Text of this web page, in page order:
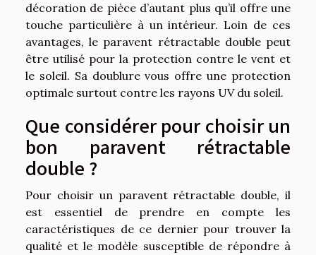
décoration de pièce d’autant plus qu’il offre une
touche particulière à un intérieur. Loin de ces
avantages, le paravent rétractable double peut
être utilisé pour la protection contre le vent et
le soleil. Sa doublure vous offre une protection
optimale surtout contre les rayons UV du soleil.
Que considérer pour choisir un
bon paravent rétractable
double ?
Pour choisir un paravent rétractable double, il
est essentiel de prendre en compte les
caractéristiques de ce dernier pour trouver la
qualité et le modèle susceptible de répondre à